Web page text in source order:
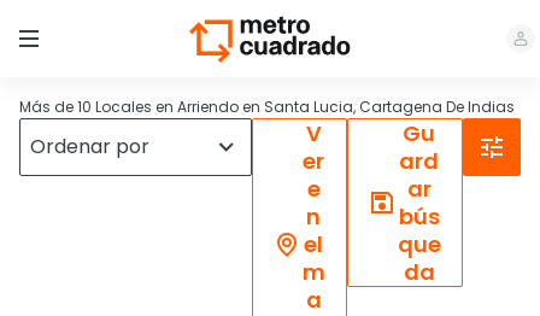
Más de 10 Locales en Arriendo en Santa Lucia, Cartagena De Indias
V
er
e
n
el
m
a
Gu
ard
ar
bús
que
da